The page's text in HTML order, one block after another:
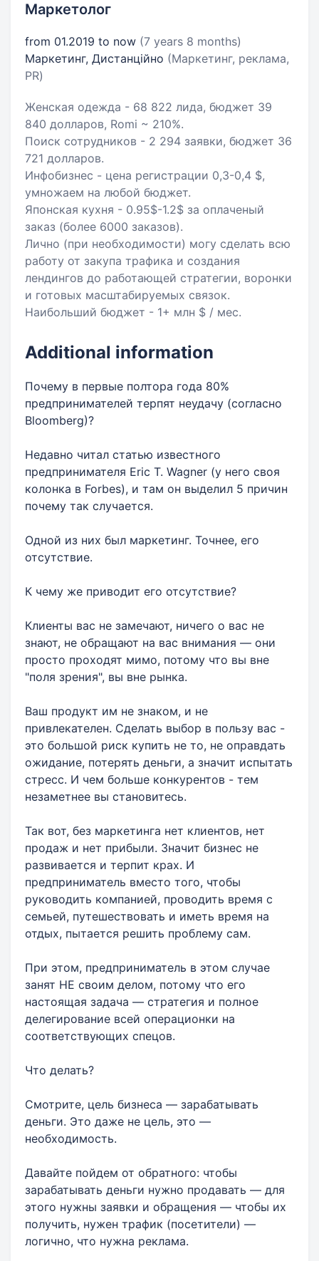
Маркетолог
from 01.2019 to now (7 years 8 months)
Маркетинг, Дистанційно (Маркетинг, реклама,
PR)
Женская одежда - 68 822 лида, бюджет 39
840 долларов, Romi ~ 210%.
Поиск сотрудников - 2 294 заявки, бюджет 36
721 долларов.
Инфобизнес - цена регистрации 0,3-0,4 $,
умножаем на любой бюджет.
Японская кухня - 0.95$-1.2$ за оплаченый
заказ (более 6000 заказов).
Лично (при необходимости) могу сделать всю
работу от закупа трафика и создания
лендингов до работающей стратегии, воронки
и готовых масштабируемых связок.
Наибольший бюджет - 1+ млн $ / мес.
Additional information
Почему в первые полтора года 80%
предпринимателей терпят неудачу (согласно
Bloomberg)?
Недавно читал статью известного
предпринимателя Eric T. Wagner (у него своя
колонка в Forbes), и там он выделил 5 причин
почему так случается.
Одной из них был маркетинг. Точнее, его
отсутствие.
К чему же приводит его отсутствие?
Клиенты вас не замечают, ничего о вас не
знают, не обращают на вас внимания — они
просто проходят мимо, потому что вы вне
"поля зрения", вы вне рынка.
Ваш продукт им не знаком, и не
привлекателен. Сделать выбор в пользу вас -
это большой риск купить не то, не оправдать
ожидание, потерять деньги, а значит испытать
стресс. И чем больше конкурентов - тем
незаметнее вы становитесь.
Так вот, без маркетинга нет клиентов, нет
продаж и нет прибыли. Значит бизнес не
развивается и терпит крах. И
предприниматель вместо того, чтобы
руководить компанией, проводить время с
семьей, путешествовать и иметь время на
отдых, пытается решить проблему сам.
При этом, предприниматель в этом случае
занят НЕ своим делом, потому что его
настоящая задача — стратегия и полное
делегирование всей операционки на
соответствующих спецов.
Что делать?
Смотрите, цель бизнеса — зарабатывать
деньги. Это даже не цель, это —
необходимость.
Давайте пойдем от обратного: чтобы
зарабатывать деньги нужно продавать — для
этого нужны заявки и обращения — чтобы их
получить, нужен трафик (посетители) —
логично, что нужна реклама.